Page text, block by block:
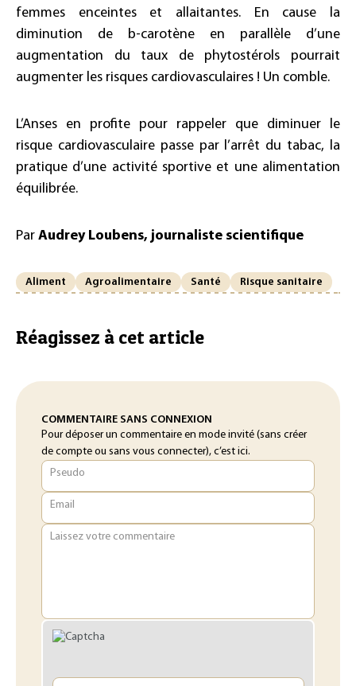
femmes enceintes et allaitantes. En cause la
diminution de b-carotène en parallèle d’une
augmentation du taux de phytostérols pourrait
augmenter les risques cardiovasculaires ! Un comble.
L’Anses en profite pour rappeler que diminuer le
risque cardiovasculaire passe par l’arrêt du tabac, la
pratique d’une activité sportive et une alimentation
équilibrée.
Par Audrey Loubens, journaliste scientifique
Aliment Agroalimentaire Santé Risque sanitaire
Réagissez à cet article
COMMENTAIRE SANS CONNEXION
Pour déposer un commentaire en mode invité (sans créer
de compte ou sans vous connecter), c’est ici.
Pseudo
Email
Laissez votre commentaire